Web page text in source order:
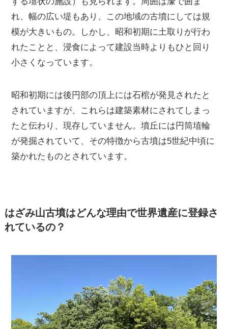
れ、幅の広い堤もあり、この地域の古墳にしては規
模が大きいもの。しかし、昭和初期に土取りが行わ
れたことと、浸食によって建設当時よりもひと回り
小さくなっています。
昭和初期には後円部の頂上には石棺が発見されたと
されていますが、これらは建築素材にされてしまっ
たと伝わり、現存していません。墳丘には円筒埴輪
が発掘されていて、その特徴から古墳は5世紀中頃に
築かれたものとされています。
はざみ山古墳はどんな理由で世界遺産に登録さ
れているの？